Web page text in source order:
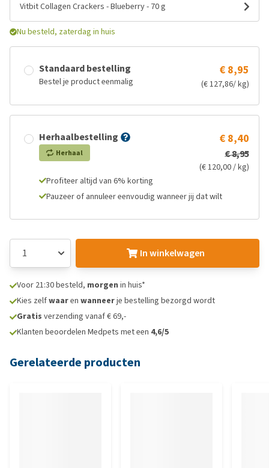
Vitbit Collagen Crackers - Blueberry - 70 g
Nu besteld, zaterdag in huis
Standaard bestelling
Bestel je product eenmalig
€ 8,95
(€ 127,86/ kg)
Herhaalbestelling
Herhaal
€ 8,40
€ 8,95
(€ 120,00 / kg)
Profiteer altijd van 6% korting
Pauzeer of annuleer eenvoudig wanneer jij dat wilt
In winkelwagen
Voor 21:30 besteld, morgen in huis*
Kies zelfwaaren wanneerje bestelling bezorgd wordt
Gratis verzending vanaf € 69,-
Klanten beoordelen Medpets met een 4,6/5
Gerelateerde producten